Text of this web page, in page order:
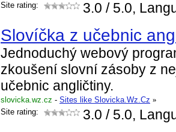
Site rating:
3.0 / 5.0,
Slovíčka z učebnic
Jednoduchý webový
zkoušení slovní zásoby z
učebnic angličtiny.
slovicka.wz.cz - Sites like Slovicka.Wz.Cz »
Site rating:
3.0 / 5.0,